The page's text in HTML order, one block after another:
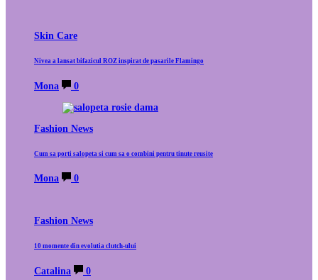
Skin Care
Nivea a lansat bifazicul ROZ inspirat de pasarile Flamingo
Mona 0
Fashion News
Cum sa porti salopeta si cum sa o combini pentru tinute reusite
Mona 0
Fashion News
10 momente din evolutia clutch-ului
Catalina 0